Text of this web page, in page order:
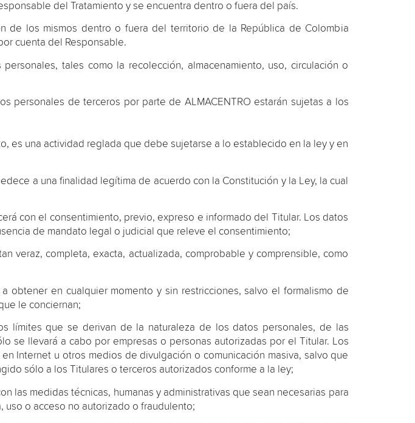
del Tratamiento y se encuentra dentro o fuera del país.
de los mismos dentro o fuera del territorio de la República de Colombia
cuenta del Responsable.
tales como la recolección, almacenamiento, uso, circulación o
personales de terceros por parte de ALMACENTRO estarán sujetas a los
es una actividad reglada que debe sujetarse a lo establecido en la ley y en
a una finalidad legítima de acuerdo con la Constitución y la Ley, la cual
con el consentimiento, previo, expreso e informado del Titular. Los datos
de mandato legal o judicial que releve el consentimiento;
veraz, completa, exacta, actualizada, comprobable y comprensible, como
obtener en cualquier momento y sin restricciones, salvo el formalismo de
le conciernan;
límites que se derivan de la naturaleza de los datos personales, de las
se llevará a cabo por empresas o personas autorizadas por el Titular. Los
Internet u otros medios de divulgación o comunicación masiva, salvo que
sólo a los Titulares o terceros autorizados conforme a la ley;
las medidas técnicas, humanas y administrativas que sean necesarias para
o acceso no autorizado o fraudulento;